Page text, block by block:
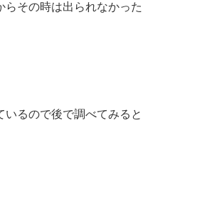
らその時は出られなかった
いるので後で調べてみると